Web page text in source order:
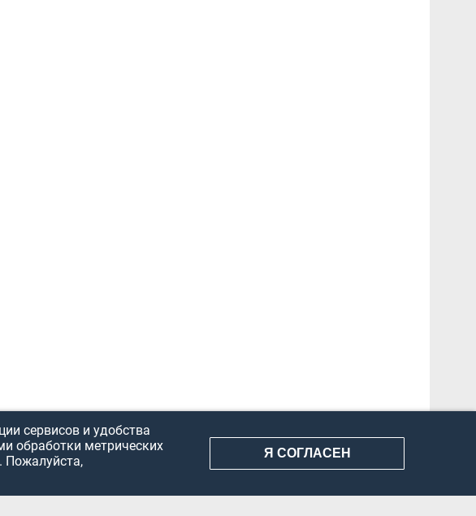
сервисов и удобства
обработки метрических
Пожалуйста,
Я СОГЛАСЕН